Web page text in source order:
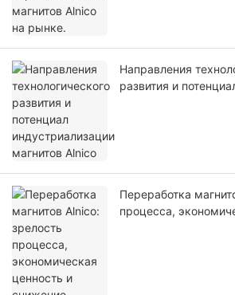
Направления
развития и
Переработка
процесса,